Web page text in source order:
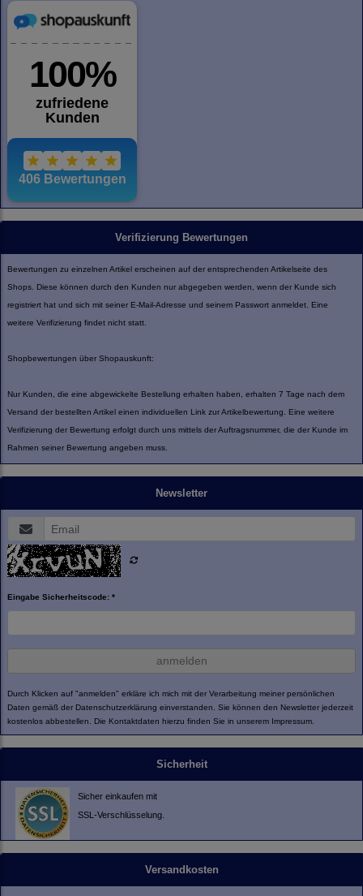
Verifizierung Bewertungen
Bewertungen zu einzelnen Artikel erscheinen auf der entsprechenden Artikelseite des
Shops. Diese können durch den Kunden nur abgegeben werden, wenn der Kunde sich
registriert hat und sich mit seiner E-Mail-Adresse und seinem Passwort anmeldet. Eine
weitere Verifizierung findet nicht statt.
Shopbewertungen über Shopauskunft:
Nur Kunden, die eine abgewickelte Bestellung erhalten haben, erhalten 7 Tage nach dem
Versand der bestellten Artikel einen individuellen Link zur Artikelbewertung. Eine weitere
Verifizierung der Bewertung erfolgt durch uns mittels der Auftragsnummer, die der Kunde im
Rahmen seiner Bewertung angeben muss.
Newsletter
Eingabe Sicherheitscode: *
anmelden
Durch Klicken auf "anmelden" erkläre ich mich mit der Verarbeitung meiner persönlichen
Daten gemäß der Datenschutzerklärung einverstanden. Sie können den Newsletter jederzeit
kostenlos abbestellen. Die Kontaktdaten hierzu finden Sie in unserem Impressum.
Sicherheit
Sicher einkaufen mit
SSL-Verschlüsselung.
Versandkosten